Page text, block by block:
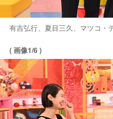
有吉弘行、夏目三久、マツコ・
( 画像1/6 )